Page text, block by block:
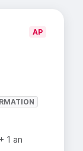
Durée totale :
+ 1 an
AP